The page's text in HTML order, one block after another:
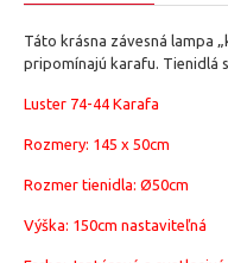
Táto krásna závesná lampa
pripomínajú karafu. Tienidlá
Luster 74-44 Karafa
Rozmery: 145 x 50cm
Rozmer tienidla: Ø50cm
Výška: 150cm nastaviteľná